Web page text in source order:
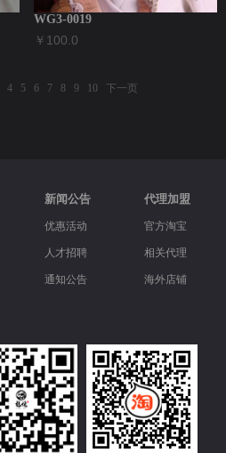
WG3-0019
￥100.0
4 5 6 7 8 9 10 下一页
新闻公告
优惠活动
人才招聘
通知公告
代理加盟
官方淘宝
相关代理
海外店铺